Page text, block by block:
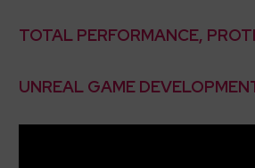
TOTAL PERFORMANCE,
UNREAL GAME